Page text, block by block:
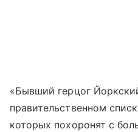
«Бывший герцог
правительственном
которых похоронят с